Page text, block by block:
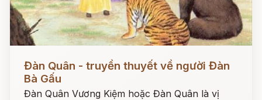
Đàn Quân - truyền thuyết về người Đàn
Bà Gấu
Đàn Quân Vương Kiệm hoặc Đàn Quân là vị